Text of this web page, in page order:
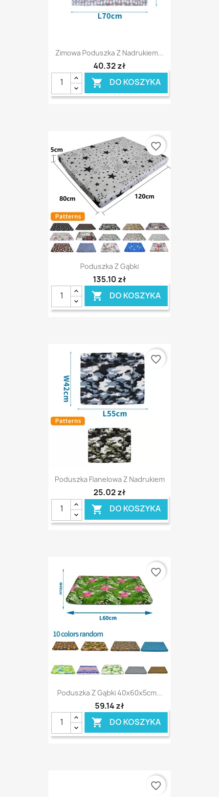
Zimowa Poduszka Z Nadrukiem...
40,32 zł
 DO KOSZYKA
Poduszka Z Gąbki
135,10 zł
 DO KOSZYKA
favorite_border
Poduszka Flanelowa Z Nadrukiem
25,02 zł
 DO KOSZYKA
favorite_border
Poduszka Z Gąbki 40x60x5cm...
59,14 zł
 DO KOSZYKA
favorite_border
favorite_border